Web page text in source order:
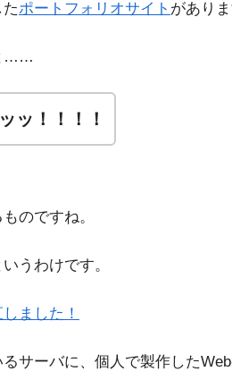
ポートフォリオサイト がありま
……
ッ！！！！
のですね。
うわけです。
ました！
サーバに、個人で製作した